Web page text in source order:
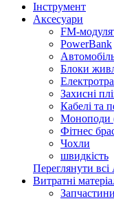
Інструмент
Аксесуари
FM-
PowerBank
Блоки
Захисні
Кабелі та
Моноподи
Фітнес
Чохли
швидкість
Переглянути всі
Витратні